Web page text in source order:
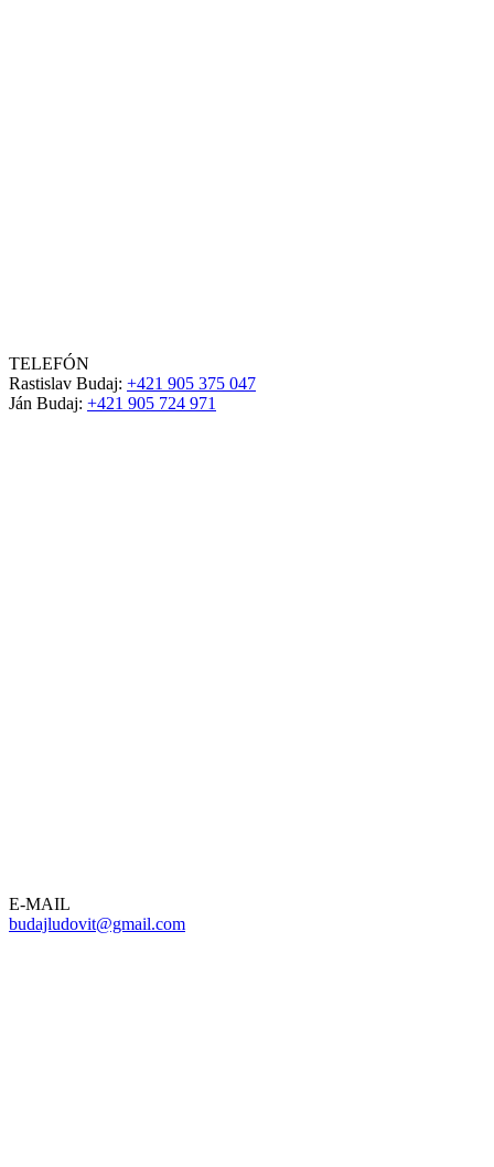
TELEFÓN
Rastislav Budaj: +421 905 375 047
Ján Budaj: +421 905 724 971
E-MAIL
budajludovit@gmail.com